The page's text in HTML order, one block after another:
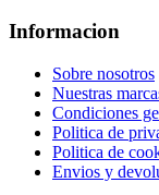
Informacion
Sobre nosotros
Nuestras
Condiciones
Politica de
Politica de
Envios y